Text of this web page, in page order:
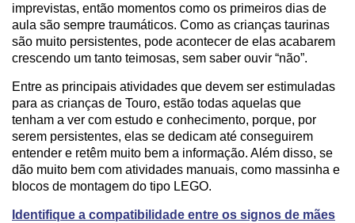
imprevistas, então momentos como os primeiros dias de
aula são sempre traumáticos. Como as crianças taurinas
são muito persistentes, pode acontecer de elas acabarem
crescendo um tanto teimosas, sem saber ouvir “não”.
Entre as principais atividades que devem ser estimuladas
para as crianças de Touro, estão todas aquelas que
tenham a ver com estudo e conhecimento, porque, por
serem persistentes, elas se dedicam até conseguirem
entender e retêm muito bem a informação. Além disso, se
dão muito bem com atividades manuais, como massinha e
blocos de montagem do tipo LEGO.
Identifique a compatibilidade entre os signos de mães